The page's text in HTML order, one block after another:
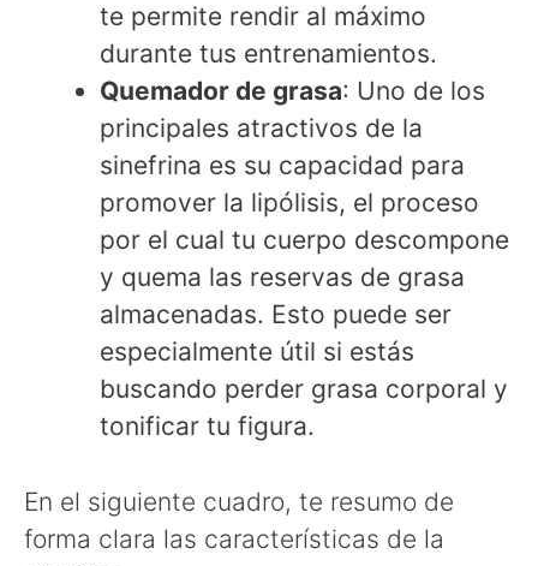
te permite rendir al máximo
durante tus entrenamientos.
Quemador de grasa: Uno de los
principales atractivos de la
sinefrina es su capacidad para
promover la lipólisis, el proceso
por el cual tu cuerpo descompone
y quema las reservas de grasa
almacenadas. Esto puede ser
especialmente útil si estás
buscando perder grasa corporal y
tonificar tu figura.
En el siguiente cuadro, te resumo de
forma clara las características de la